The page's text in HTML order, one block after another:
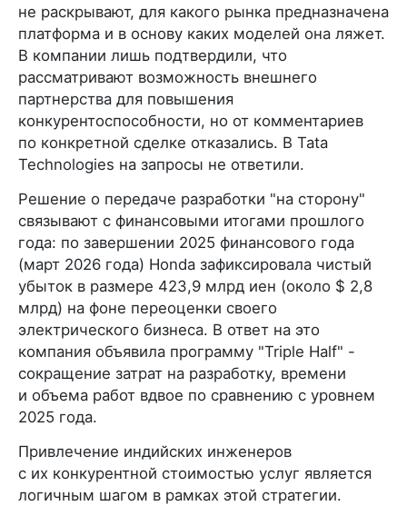
не раскрывают, для какого рынка предназначена
платформа и в основу каких моделей она ляжет.
В компании лишь подтвердили, что
рассматривают возможность внешнего
партнерства для повышения
конкурентоспособности, но от комментариев
по конкретной сделке отказались. В Tata
Technologies на запросы не ответили.
Решение о передаче разработки "на сторону"
связывают с финансовыми итогами прошлого
года: по завершении 2025 финансового года
(март 2026 года) Honda зафиксировала чистый
убыток в размере 423,9 млрд иен (около $ 2,8
млрд) на фоне переоценки своего
электрического бизнеса. В ответ на это
компания объявила программу "Triple Half" -
сокращение затрат на разработку, времени
и объема работ вдвое по сравнению с уровнем
2025 года.
Привлечение индийских инженеров
с их конкурентной стоимостью услуг является
логичным шагом в рамках этой стратегии.